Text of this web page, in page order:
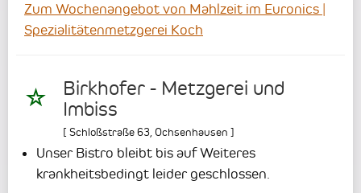
Zum Wochenangebot von Mahlzeit im Euronics |
Spezialitätenmetzgerei Koch
Birkhofer - Metzgerei und
Imbiss
[ Schloßstraße 63 Ochsenhausen ]
Unser Bistro bleibt bis auf Weiteres
krankheitsbedingt leider geschlossen.